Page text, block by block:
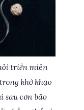
triền miên
khờ khạo
sau cơn bão